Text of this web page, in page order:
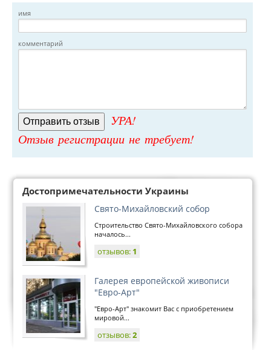
имя
комментарий
УРА!
Отзыв регистрации не требует!
Достопримечательности Украины
Свято-Михайловский собор
Строительство Свято-Михайловского собора
началось...
отзывов: 1
Галерея европейской живописи
"Евро-Арт"
"Евро-Арт" знакомит Вас с приобретением
мировой...
отзывов:2